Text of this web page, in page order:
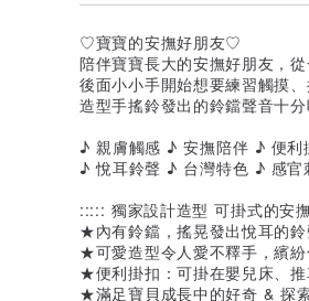
♡寶寶的安撫好朋友♡
陪伴寶寶長大的安撫好朋友，
後面小小手開始想要練習觸摸
造型手搖鈴發出的鈴鐺聲音十
♪ 親膚觸感 ♪ 安撫陪伴 ♪ 便利
♪ 悅耳鈴聲 ♪ 台灣特色 ♪ 感官
::::: 獨家設計造型 可掛式的安
★內有鈴鐺，搖晃發出悅耳的
★可愛造型令人愛不釋手，繽
★便利掛扣：可掛在嬰兒床、
★滿足寶貝成長中的好奇 & 探